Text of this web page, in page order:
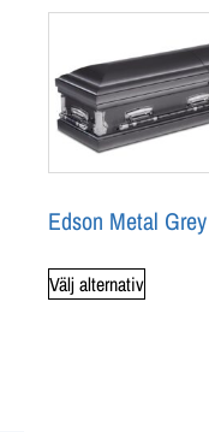
Edson Metal Grey
Välj alternativ